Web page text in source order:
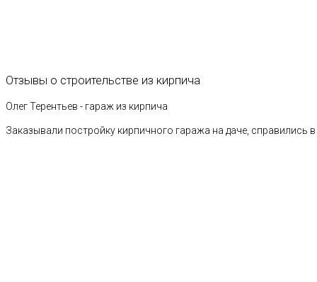
Отзывы о строительстве из кирпича
Олег Терентьев - гараж из кирпича
Заказывали постройку кирпичного гаража на даче, справились